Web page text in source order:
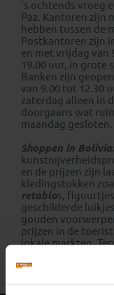
's ochtends vroeg
Paz. Kantoren zijn
hebben tussen de
Postkantoren zijn
en met vrijdag van
19.00 uur, in grote
Banken zijn
van 9.00 tot 12.30
zaterdag alleen in
doorgaans wat
maandag gesloten.
Shoppen in Bolivia:
en de prijzen zijn
kledingstukken
retablos,
geschilderde
gouden
prijzen in de
lokale markten.
supermarkten en